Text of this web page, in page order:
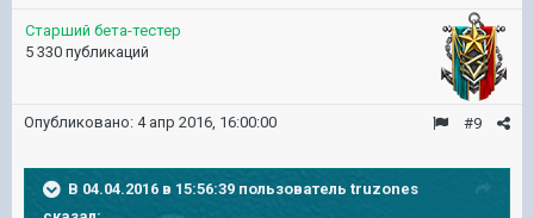
Старший бета-тестер
5 330 публикаций
#9
Опубликовано: 4 апр 2016, 16:00:00
В 04.04.2016 в 15:56:39 пользователь truzones